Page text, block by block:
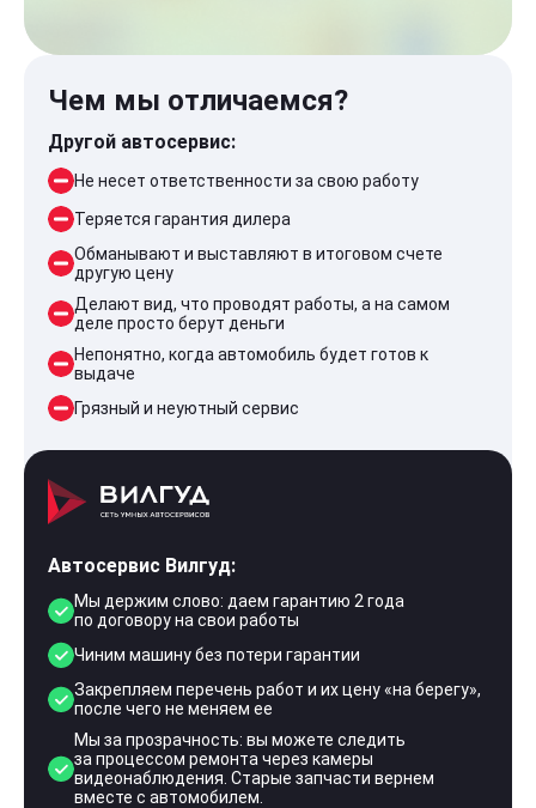
Чем мы отличаемся?
Другой автосервис:
Не несет ответственности за свою работу
Теряется гарантия дилера
Обманывают и выставляют в итоговом счете
другую цену
Делают вид, что проводят работы, а на самом
деле просто берут деньги
Непонятно, когда автомобиль будет готов к
выдаче
Грязный и неуютный сервис
Автосервис Вилгуд:
Мы держим слово: даем гарантию 2 года
по договору на свои работы
Чиним машину без потери гарантии
Закрепляем перечень работ и их цену «на берегу»,
после чего не меняем ее
Мы за прозрачность: вы можете следить
за процессом ремонта через камеры
видеонаблюдения. Старые запчасти вернем
вместе с автомобилем.